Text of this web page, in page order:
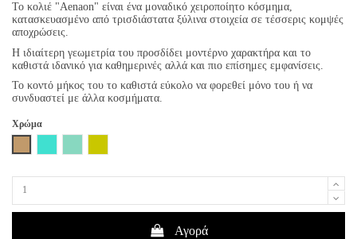
Το κολιέ "Aenaon" είναι ένα μοναδικό χειροποίητο κόσμημα,
κατασκευασμένο από τρισδιάστατα ξύλινα στοιχεία σε τέσσερις κομψές
αποχρώσεις.
Η ιδιαίτερη γεωμετρία του προσδίδει μοντέρνο χαρακτήρα και το
καθιστά ιδανικό για καθημερινές αλλά και πιο επίσημες εμφανίσεις.
Το κοντό μήκος του το καθιστά εύκολο να φορεθεί μόνο του ή να
συνδυαστεί με άλλα κοσμήματα.
Χρώμα
Αγορά